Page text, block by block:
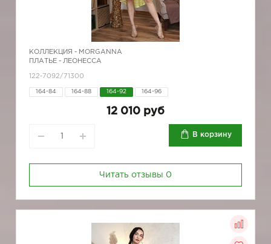
КОЛЛЕКЦИЯ - MORGANNA
ПЛАТЬЕ - ЛЕОНЕССА
122-7092/71300
164-84 164-88 164-92 164-96
12 010 руб
В корзину
Читать отзывы 0